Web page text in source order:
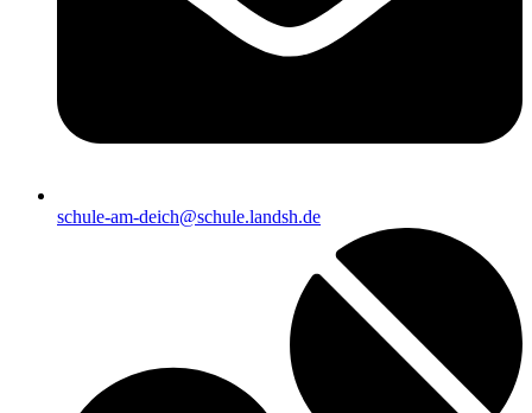
schule-am-deich@schule.landsh.de